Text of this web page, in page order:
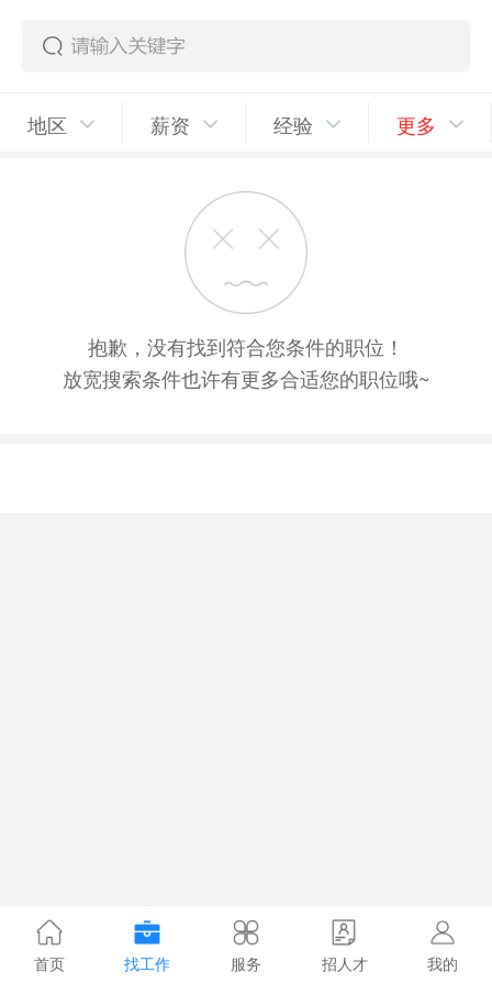
地区 薪资 经验 更多
抱歉，没有找到符合您条件的职位！
放宽搜索条件也许有更多合适您的职位哦~
首页 找工作 服务 招人才 我的